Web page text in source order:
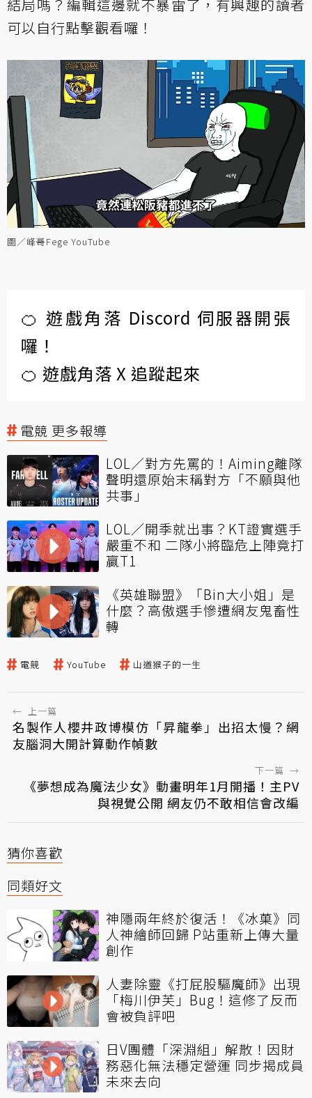
結局嗎？編輯這邊就不暴雷了，有興趣的讀者
可以自行點擊觀看囉！
圖／峰哥Fege YouTube
🍊 遊戲角落 Discord 伺服器開張
囉！
🍊 遊戲角落 X 追蹤起來
電競 更多報導
LOL／對方先罵的！Aiming離隊
聲明還原始末稱對方「不願與他
共事」
LOL／開季就出事？KT證實選手
嚴重不和 二隊小將臨危上陣竟打
贏T1
《英雄聯盟》「Bin大小姐」是
什麼？高傲選手慘遭網友鬼畜性
轉
電競 YouTube 山道猴子的一生
← 上一篇
名製作人櫻井政博模仿「昇龍拳」出招太慢？網
友腦洞大開計算動作幀數
下一篇 →
《夢想成為魔法少女》動畫明年1月開播！主PV
與視覺公開 網友仍不敢相信會改編
猜你喜歡
同類好文
神隱兩年終於復活！《冰菓》同
人神繪師回歸 P站重新上傳大量
創作
人妻除靈《打屁股驅魔師》出現
「梅川伊芙」Bug！這修了反而
會被負評吧
日V團體「深淵組」解散！因財
務惡化無法穩定營運 同步揭成員
未來去向